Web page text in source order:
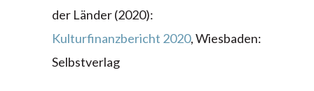
der Länder (2020):
Kulturfinanzbericht 2020, Wiesbaden:
Selbstverlag